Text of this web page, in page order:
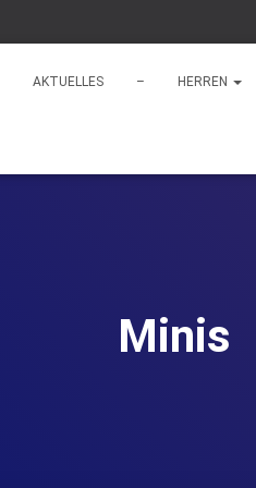
AKTUELLES – HERREN
Minis